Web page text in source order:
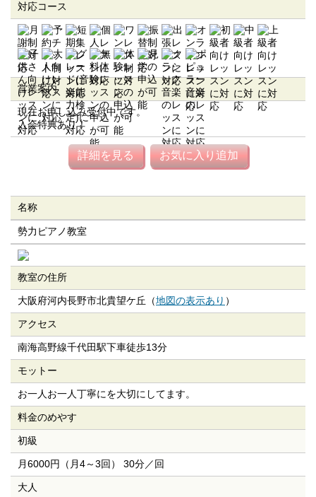
対応コース
営業案内
現在お申し込み受付中です。
入会特典あり！
詳細を見る お気に入り追加
名称
勢力ピアノ教室
教室の住所
大阪府河内長野市北貴望ケ丘（地図の表示あり ）
アクセス
南海高野線千代田駅下車徒歩13分
モットー
お一人お一人丁寧にを大切にしてます。
料金のめやす
初級
月6000円（月4～3回） 30分／回
大人